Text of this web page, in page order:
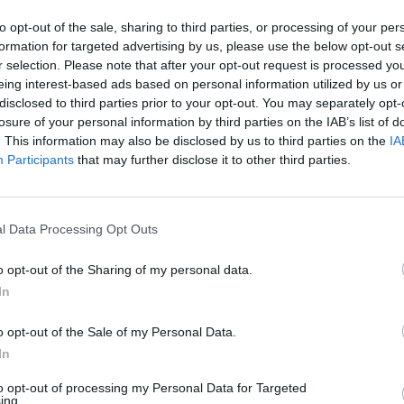
opt-out of the sale, sharing to third parties, or processing of your
for targeted advertising by us, please use the below opt-out
selection. Please note that after your opt-out request is processed
interest-based ads based on personal information utilized by us
to third parties prior to your opt-out. You may separately
of your personal information by third parties on the IAB’s list of
This information may also be disclosed by us to third parties on the
Participants that may further disclose it to other third parties.
Data Processing Opt Outs
opt-out of the Sharing of my personal data.
opt-out of the Sale of my Personal Data.
opt-out of processing my Personal Data for Targeted
1
25 Maggio alle ore 19:19·Ti stimo·Rispondi
oliver:Hanno fatto un doblete ?
2
25 Maggio alle ore 19:25·Ti stimo·Rispondi
Aragorn:Buona serata notte 👍😁😂
25 Maggio alle ore 22:33·Ti stimo·Rispondi
fabbrissimo:🤔😝 quanti anni?
25 Maggio alle ore 23:07 ·Ti stimo ·Rispondi
26 Maggio alle ore 00:18
5calzinipuzzolenti: E non so stati eletti 😂🤣